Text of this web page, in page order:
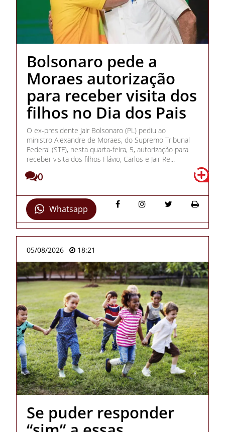
Bolsonaro pede a
Moraes autorização
para receber visita dos
filhos no Dia dos Pais
O ex-presidente Jair Bolsonaro (PL) pediu ao
ministro Alexandre de Moraes, do Supremo Tribunal
Federal (STF), nesta quarta-feira, 5, autorização para
receber visita dos filhos Flávio, Carlos e Jair Re...
0
Whatsapp
05/08/2026 18:21
Se puder responder